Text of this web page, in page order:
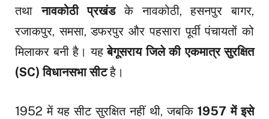
तथानावकोठी प्रखंडके नावकोठी, हसनपुर बागर,
रजाकपुर, समसा, डफरपुर और पहसारा पूर्वी पंचायतों को
मिलाकर बनी है। यहबेगूसराय जिले की एकमात्र सुरक्षित
(SC) विधानसभा सीटहै।
1952 में यह सीट सुरक्षित नहीं थी, जबकि 1957 में इसे